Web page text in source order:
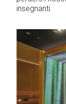
insegnanti.